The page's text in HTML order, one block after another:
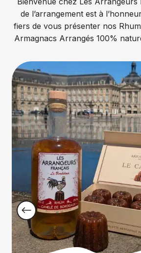
de l’arrangement est à
fiers de vous présenter nos
Armagnacs Arrangés 100%